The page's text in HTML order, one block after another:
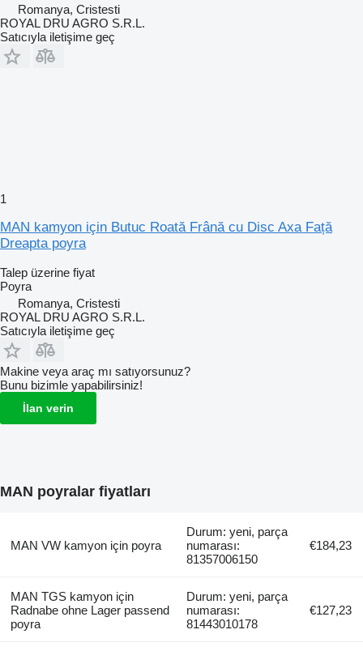
Romanya, Cristesti
ROYAL DRU AGRO S.R.L.
Satıcıyla iletişime geç
1
MAN kamyon için Butuc Roată Frână cu Disc Axa Față
Dreapta poyra
Talep üzerine fiyat
Poyra
Romanya, Cristesti
ROYAL DRU AGRO S.R.L.
Satıcıyla iletişime geç
Makine veya araç mı satıyorsunuz?
Bunu bizimle yapabilirsiniz!
İlan verin
MAN poyralar fiyatları
MAN VW kamyon için poyra
Durum: yeni, parça
numarası:
81357006150
€184,23
MAN TGS kamyon için
Radnabe ohne Lager passend
poyra
Durum: yeni, parça
numarası:
81443010178
€127,23